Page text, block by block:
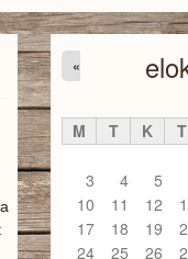
«
M T K T
3
4 5
10
11 12
17
18 19
24
25 26